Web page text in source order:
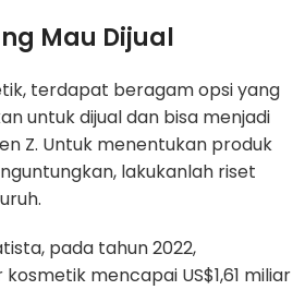
Mau Dijual
terdapat beragam opsi yang
untuk dijual dan bisa menjadi
Z. Untuk menentukan produk
lakukanlah riset
pada tahun 2022,
mencapai US$1,61 miliar